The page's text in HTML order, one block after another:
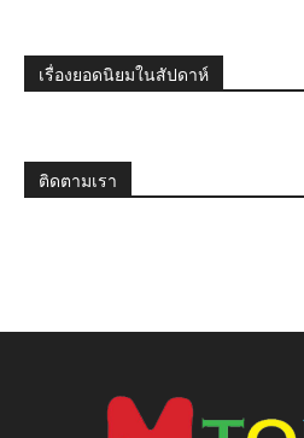
เรื่องยอดนิยมในสัปดาห์
ติดตามเรา